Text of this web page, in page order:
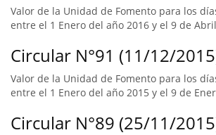
Valor de la Unidad de Fomento para los
entre el 1 Enero del año 2016 y el 9 de
Circular N°91 (11/12/
Valor de la Unidad de Fomento para los
entre el 1 Enero del año 2015 y el 9 de
Circular N°89 (25/11/